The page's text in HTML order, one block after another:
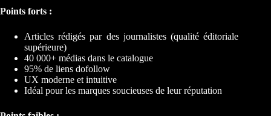
Points forts :
Articles rédigés par des journalistes (qualité éditoriale
supérieure)
40 000+ médias dans le catalogue
95% de liens dofollow
UX moderne et intuitive
Idéal pour les marques soucieuses de leur réputation